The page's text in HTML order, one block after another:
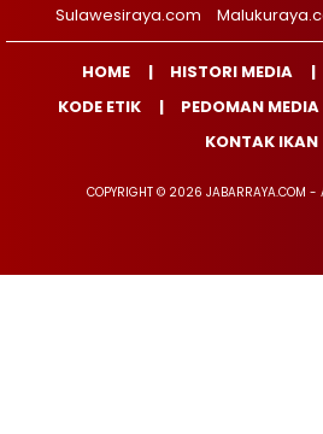
Sulawesiraya.com
HOME HISTORI MEDIA
KODE ETIK
PEDOMAN MEDIA
KONTAK IKAN
COPYRIGHT © 2026 JABARRAYA.COM -